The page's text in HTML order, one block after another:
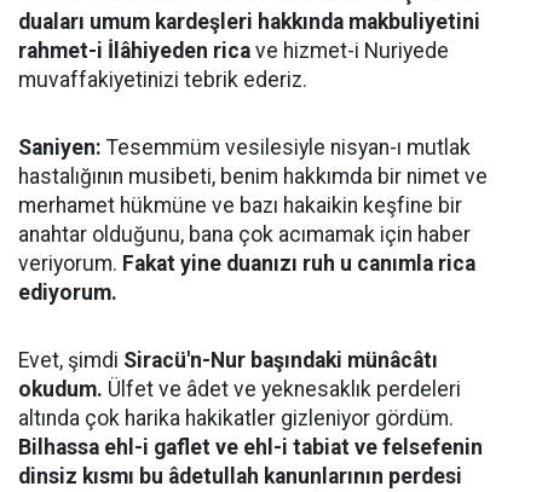
duaları umum kardeşleri hakkında makbuliyetini
rahmet-i İlâhiyeden rica ve hizmet-i Nuriyede
muvaffakiyetinizi tebrik ederiz.
Saniyen: Tesemmüm vesilesiyle nisyan-ı mutlak
hastalığının musibeti, benim hakkımda bir nimet ve
merhamet hükmüne ve bazı hakaikin keşfine bir
anahtar olduğunu, bana çok acımamak için haber
veriyorum. Fakat yine duanızı ruh u canımla rica
ediyorum.
Evet, şimdi Siracü'n-Nur başındaki münâcâtı
okudum. Ülfet ve âdet ve yeknesaklık perdeleri
altında çok harika hakikatler gizleniyor gördüm.
Bilhassa ehl-i gaflet ve ehl-i tabiat ve felsefenin
dinsiz kısmı bu âdetullah kanunlarının perdesi